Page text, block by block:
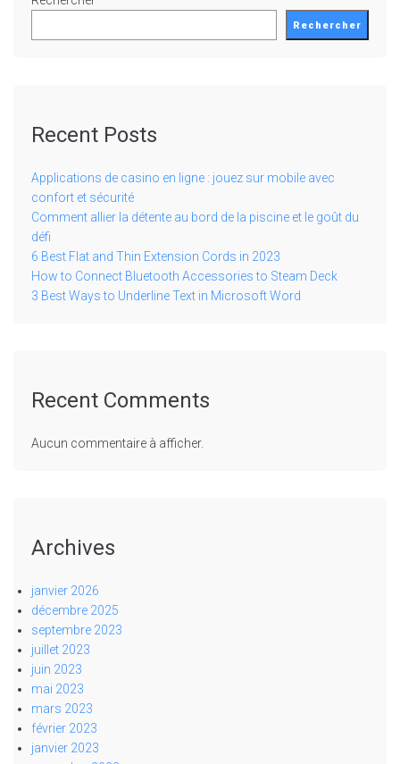
Rechercher
Recent Posts
Applications de casino en ligne : jouez sur mobile avec
confort et sécurité
Comment allier la détente au bord de la piscine et le goût du
défi
6 Best Flat and Thin Extension Cords in 2023
How to Connect Bluetooth Accessories to Steam Deck
3 Best Ways to Underline Text in Microsoft Word
Recent Comments
Aucun commentaire à afficher.
Archives
janvier 2026
décembre 2025
septembre 2023
juillet 2023
juin 2023
mai 2023
mars 2023
février 2023
janvier 2023